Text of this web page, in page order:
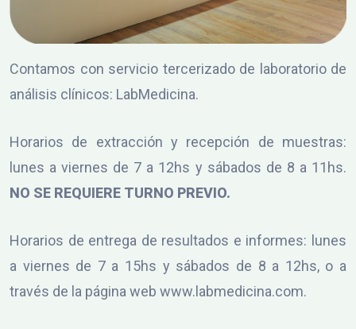
Contamos con servicio tercerizado de laboratorio de
análisis clínicos: LabMedicina.
Horarios de extracción y recepción de muestras:
lunes a viernes de 7 a 12hs y sábados de 8 a 11hs.
NO SE REQUIERE TURNO PREVIO.
Horarios de entrega de resultados e informes: lunes
a viernes de 7 a 15hs y sábados de 8 a 12hs, o a
través de la página web www.labmedicina.com.